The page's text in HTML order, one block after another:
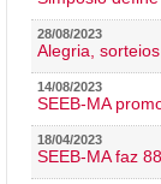
28/08/2023
Alegria,
14/08/2023
SEEB-MA
18/04/2023
SEEB-MA faz